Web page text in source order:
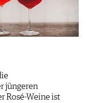
jüngeren
Rosé-Weine ist